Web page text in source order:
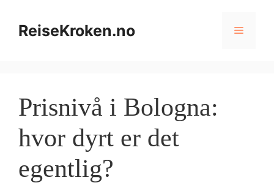
innholdReiseKroken.no Meny
Prisnivå i Bologna:
hvor dyrt er det
egentlig?